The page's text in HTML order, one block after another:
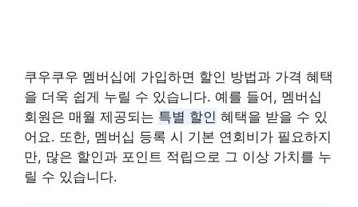
쿠우쿠우 멤버십에 가입하면 할인 방법과 가격 혜택
을 더욱 쉽게 누릴 수 있습니다. 예를 들어, 멤버십
회원은 매월 제공되는 특별 할인 혜택을 받을 수 있
어요. 또한, 멤버십 등록 시 기본 연회비가 필요하지
만, 많은 할인과 포인트 적립으로 그 이상 가치를 누
릴 수 있습니다.